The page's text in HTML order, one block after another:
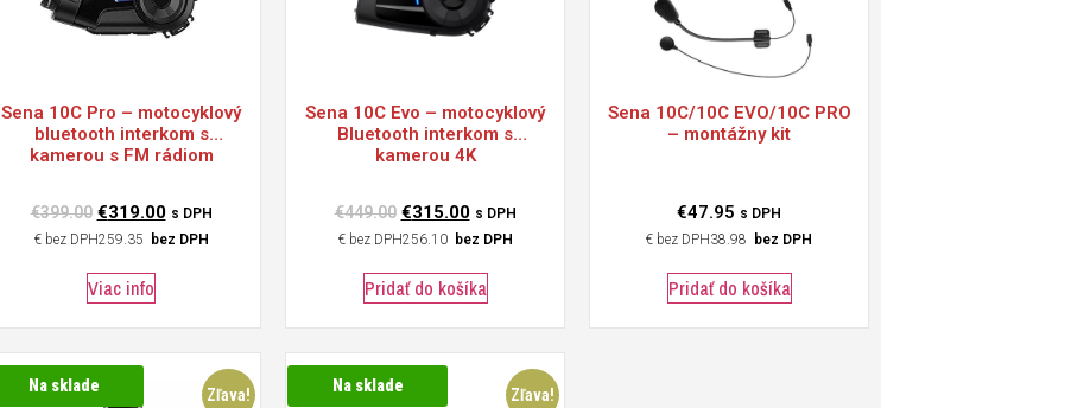
Sena 10C Pro – motocyklový
bluetooth interkom s
kamerou s FM rádiom
€399.00 €319.00 s DPH
€
259.35 bez DPH
Viac info
Sena 10C Evo – motocyklový
Bluetooth interkom s
kamerou 4K
€449.00 €315.00 s DPH
€
256.10 bez DPH
Pridať do košíka
Sena 10C/10C EVO/10C PRO
– montážny kit
€47.95 s DPH
€
38.98 bez DPH
Pridať do košíka
Zľava!
Na sklade Zľava!
Na sklade